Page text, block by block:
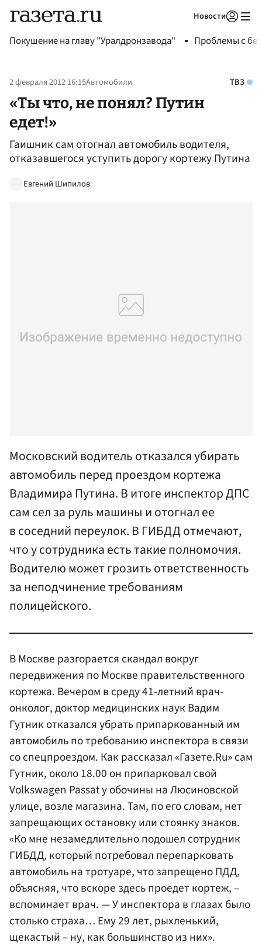
Новости
Покушение на главу "Уралдронзавода" Проблемы с
2 февраля 2012 16:15Автомобили ТВЗ
«Ты что, не понял? Путин
едет!»
Гаишник сам отогнал автомобиль водителя,
отказавшегося уступить дорогу кортежу Путина
Евгений Шипилов
Московский водитель отказался убирать
автомобиль перед проездом кортежа
Владимира Путина. В итоге инспектор ДПС
сам сел за руль машины и отогнал ее
в соседний переулок. В ГИБДД отмечают,
что у сотрудника есть такие полномочия.
Водителю может грозить ответственность
за неподчинение требованиям
полицейского.
В Москве разгорается скандал вокруг
передвижения по Москве правительственного
кортежа. Вечером в среду 41-летний врач-
онколог, доктор медицинских наук Вадим
Гутник отказался убрать припаркованный им
автомобиль по требованию инспектора в связи
со спецпроездом. Как рассказал «Газете.Ru» сам
Гутник, около 18.00 он припарковал свой
Volkswagen Passat у обочины на Люсиновской
улице, возле магазина. Там, по его словам, нет
запрещающих остановку или стоянку знаков.
«Ко мне незамедлительно подошел сотрудник
ГИБДД, который потребовал перепарковать
автомобиль на тротуаре, что запрещено ПДД,
объясняя, что вскоре здесь проедет кортеж, –
вспоминает врач. — У инспектора в глазах было
столько страха… Ему 29 лет, рыхленький,
щекастый – ну, как большинство из них».